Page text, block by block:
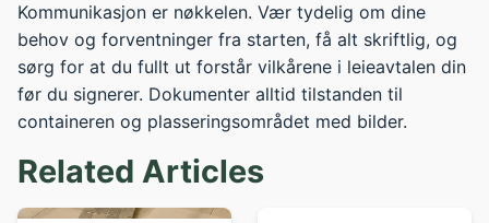
Kommunikasjon er nøkkelen. Vær tydelig om dine
behov og forventninger fra starten, få alt skriftlig, og
sørg for at du fullt ut forstår vilkårene i leieavtalen din
før du signerer. Dokumenter alltid tilstanden til
containeren og plasseringsområdet med bilder.
Related Articles